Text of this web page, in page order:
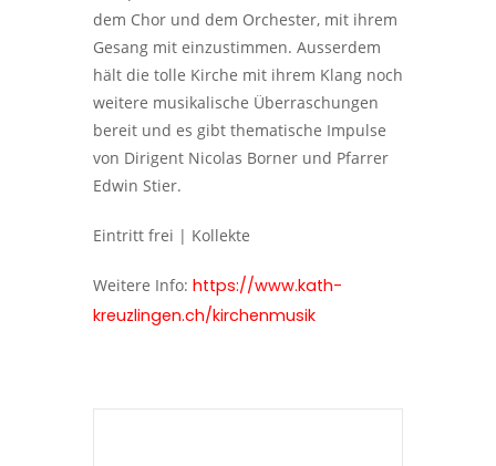
dem Chor und dem Orchester, mit ihrem
Gesang mit einzustimmen. Ausserdem
hält die tolle Kirche mit ihrem Klang noch
weitere musikalische Überraschungen
bereit und es gibt thematische Impulse
von Dirigent Nicolas Borner und Pfarrer
Edwin Stier.
Eintritt frei | Kollekte
Weitere Info: https://www.kath-
kreuzlingen.ch/kirchenmusik